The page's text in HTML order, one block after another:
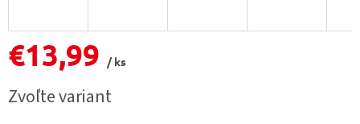
€13,99
/ ks
cena:
Zvoľte variant